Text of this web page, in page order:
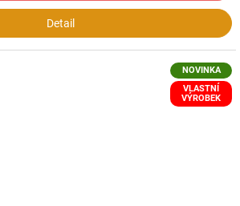
Detail
NOVINKA
VLASTNÍ
VÝROBEK